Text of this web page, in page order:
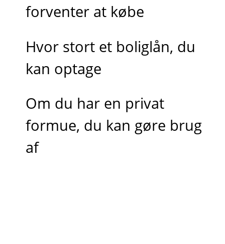
forventer at købe
Hvor stort et boliglån, du
kan optage
Om du har en privat
formue, du kan gøre brug
af